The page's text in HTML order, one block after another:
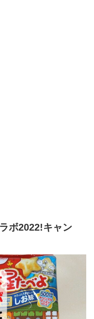
ボ2022!キャン